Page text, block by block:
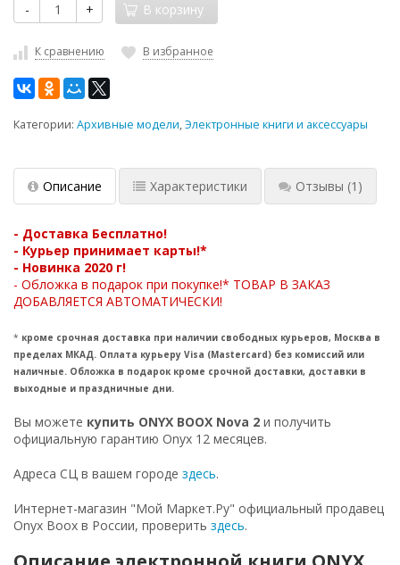
-
+ В корзину
К сравнению В избранное
Категории: Архивные модели,Электронные книги и аксессуары
Описание Характеристики Отзывы (1)
- Доставка Бесплатно!
- Курьер принимает карты!*
- Новинка 2020 г!
- Обложка в подарок при покупке!* ТОВАР В ЗАКАЗ
ДОБАВЛЯЕТСЯ АВТОМАТИЧЕСКИ!
* кроме срочная доставка при наличии свободных курьеров, Москва в
пределах МКАД. Оплата курьеру Visa (Mastercard) без комиссий или
наличные. Обложка в подарок кроме срочной доставки, доставки в
выходные и праздничные дни.
Вы можете купить ONYX BOOX Nova 2 и получить
официальную гарантию Onyx 12 месяцев.
Адреса СЦ в вашем городе здесь.
Интернет-магазин "Мой Маркет.Ру" официальный продавец
Onyx Boox в России, проверить здесь.